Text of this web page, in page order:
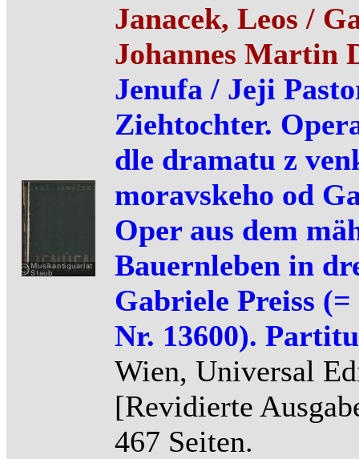
Janacek, Leos /
Johannes Martin
Jenufa / Jeji
Ziehtochter.
dle dramatu z
moravskeho od
Oper aus dem
Bauernleben in
Gabriele Preiss
Nr. 13600).
Wien, Universal
[Revidierte
467 Seiten.